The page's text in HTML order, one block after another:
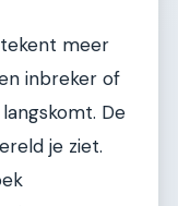
meer
inbreker of
De
je ziet.